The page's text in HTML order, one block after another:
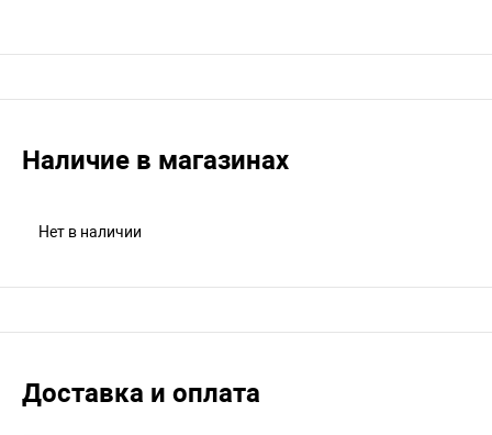
Наличие в магазинах
Нет в наличии
Доставка и оплата